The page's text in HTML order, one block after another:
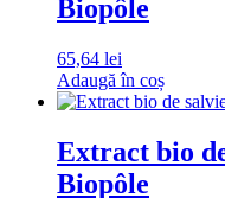
Biopôle
65,64 lei
Adaugă în coș
Extract bio
Biopôle